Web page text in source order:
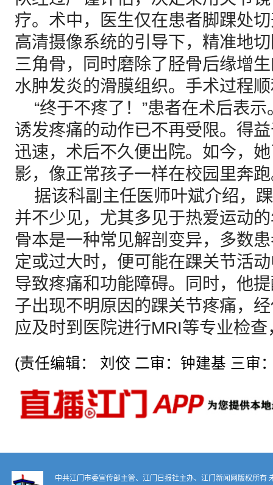
疗。术中，医生仅在患者脚踝处
高清摄像系统的引导下，精准地
三角骨，同时磨除了胫骨后缘增
水肿发炎的滑膜组织。手术过程
“终于不疼了！”患者在术后表
诱发疼痛的动作已不再受限。得
迅速，术后不久便出院。如今，
影，像正常孩子一样在校园里奔
据该科副主任医师叶斌介绍，
并不少见，尤其多见于热爱运动
骨本是一种常见解剖变异，多数
定或过大时，便可能在踝关节活
导致疼痛和功能障碍。同时，他
子出现不明原因的踝关节疼痛，
应及时到医院进行MRI等专业检
(责任编辑： 刘佼 二审：钟建基 三审
中共江门市委宣传部主管、江门日报社主办、江门新闻网版权所有